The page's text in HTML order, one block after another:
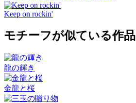
Keep on rockin'
モチーフが似ている作品
龍の輝き
金龍と桜